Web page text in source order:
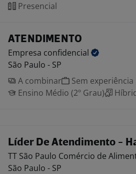
Presencial
ATENDIMENTO
Empresa confidencial
São Paulo - SP
A combinar
Sem experiência
Ensino Médio (2º Grau)
Líder De Atendimento -
TT São Paulo Comércio de
São Paulo - SP